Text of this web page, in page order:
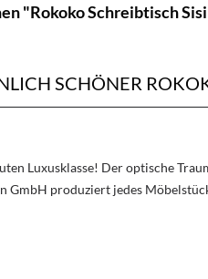
"Rokoko Schreibtisch
SCHÖNER
Luxusklasse! Der optische
GmbH produziert jedes